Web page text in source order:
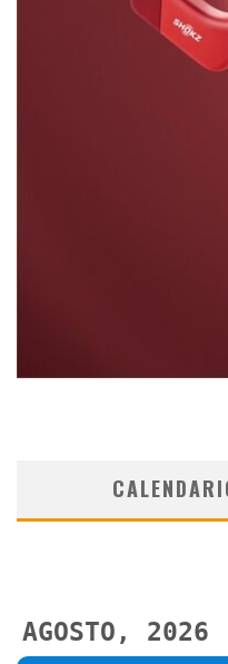
AGOSTO, 2026